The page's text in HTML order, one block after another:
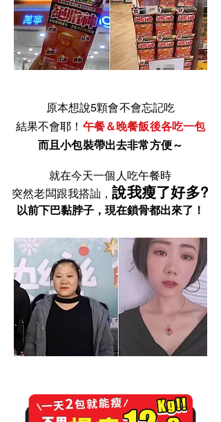
原本想說5顆會不會忘記吃
結果不會耶！ 午餐＆晚餐飯後各吃一包
而且小包裝帶出去非常方便～
就在今天一個人吃午餐時
突然老闆跟我搭訕，說我瘦了好多?
以前下巴黏脖子，現在鎖骨都出來了！